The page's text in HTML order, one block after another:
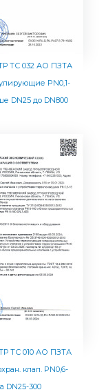
ТС 032 АО ПЗТА
PN0,1-
DN25 до DN800
ТС 010 АО ПЗТА
клап. PN0,6-
DN25-300